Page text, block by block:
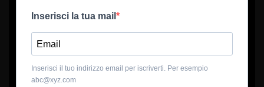
Inserisci la tua mail
Inserisci il tuo indirizzo email per iscriverti. Per esempio
abc@xyz.com